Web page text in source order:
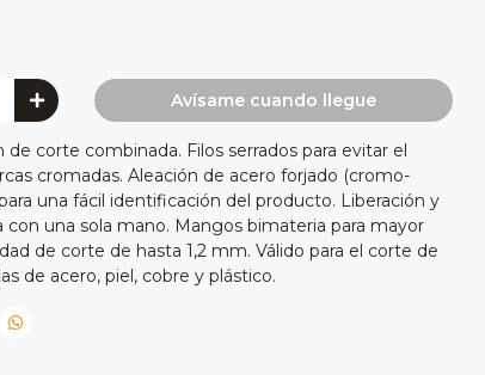
Avísame cuando llegue
corte combinada. Filos serrados para evitar el
cromadas. Aleación de acero forjado (cromo-
una fácil identificación del producto. Liberación y
una sola mano. Mangos bimateria para mayor
de corte de hasta 1,2 mm. Válido para el corte de
de acero, piel, cobre y plástico.